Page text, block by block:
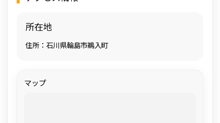
所在地
住所：石川県輪島市鵜入町
マップ